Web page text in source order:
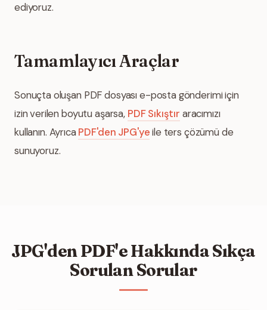
ediyoruz.
Tamamlayıcı Araçlar
Sonuçta oluşan PDF dosyası e-posta gönderimi için
izin verilen boyutu aşarsa, PDF Sıkıştır aracımızı
kullanın. AyrıcaPDF'den JPG'yeile ters çözümü de
sunuyoruz.
JPG'den PDF'e Hakkında Sıkça
Sorulan Sorular